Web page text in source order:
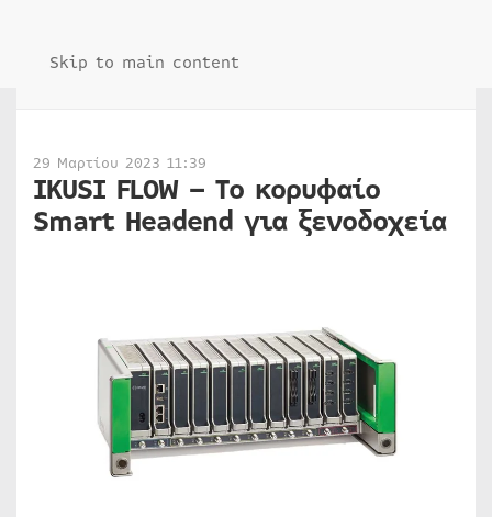
Skip to main content
29 Μαρτίου 2023 11:39
IKUSI FLOW – Tο κορυφαίο
Smart Headend γιαξενοδοχεία